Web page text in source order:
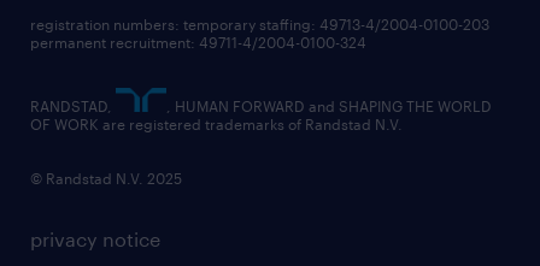
privacy notice
registration numbers: temporary staffing: 49713-4/2004-0100-203
permanent recruitment: 49711-4/2004-0100-324
RANDSTAD,
, HUMAN FORWARD and SHAPING THE WORLD
OF WORK are registered trademarks of Randstad N.V.
© Randstad N.V. 2025